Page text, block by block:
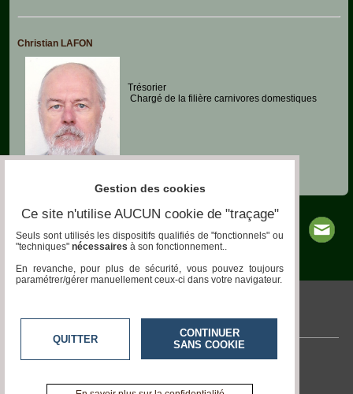
Christian LAFON
Trésorier
Chargé de la filière carnivores domestiques
pronatura.acteurs-locaux.fr
En savoir +
Gestion des cookies
Ce site n'utilise AUCUN cookie de "traçage"
Seuls sont utilisés les dispositifs qualifiés de "fonctionnels" ou
"techniques" nécessaires à son fonctionnement..
En revanche, pour plus de sécurité, vous pouvez toujours
paramétrer/gérer manuellement ceux-ci dans votre navigateur.
QUITTER
CONTINUER
SANS COOKIE